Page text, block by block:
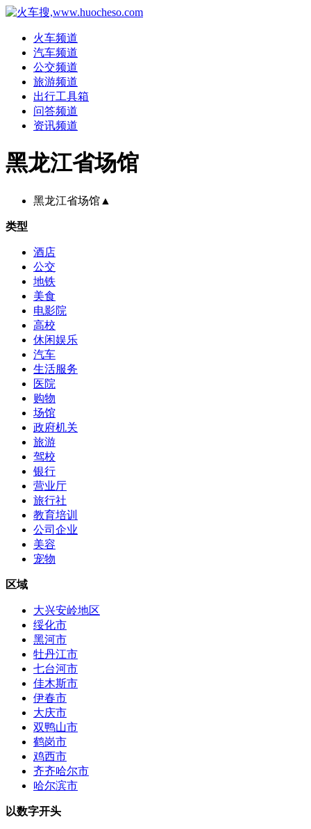
火车频道
汽车频道
公交频道
旅游频道
出行工具箱
问答频道
资讯频道
黑龙江省场馆
黑龙江省场馆 ▲
类型
酒店
公交
地铁
美食
电影院
高校
休闲娱乐
汽车
生活服务
医院
购物
场馆
政府机关
旅游
驾校
银行
营业厅
旅行社
教育培训
公司企业
美容
宠物
区域
大兴安岭地区
绥化市
黑河市
牡丹江市
七台河市
佳木斯市
伊春市
大庆市
双鸭山市
鹤岗市
鸡西市
齐齐哈尔市
哈尔滨市
以数字开头